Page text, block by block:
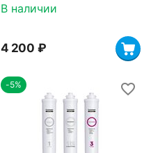
В наличии
4 200 ₽
-5%